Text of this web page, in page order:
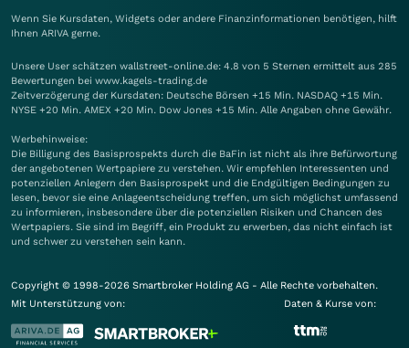
Wenn Sie Kursdaten, Widgets oder andere Finanzinformationen benötigen, hilft
Ihnen ARIVA gerne.
Unsere User schätzen wallstreet-online.de: 4.8 von 5 Sternen ermittelt aus 285
Bewertungen bei www.kagels-trading.de
Zeitverzögerung der Kursdaten: Deutsche Börsen +15 Min. NASDAQ +15 Min.
NYSE +20 Min. AMEX +20 Min. Dow Jones +15 Min. Alle Angaben ohne Gewähr.
Werbehinweise:
Die Billigung des Basisprospekts durch die BaFin ist nicht als ihre Befürwortung
der angebotenen Wertpapiere zu verstehen. Wir empfehlen Interessenten und
potenziellen Anlegern den Basisprospekt und die Endgültigen Bedingungen zu
lesen, bevor sie eine Anlageentscheidung treffen, um sich möglichst umfassend
zu informieren, insbesondere über die potenziellen Risiken und Chancen des
Wertpapiers. Sie sind im Begriff, ein Produkt zu erwerben, das nicht einfach ist
und schwer zu verstehen sein kann.
Copyright © 1998-2026 Smartbroker Holding AG - Alle Rechte vorbehalten.
Mit Unterstützung von:
Daten & Kurse von: